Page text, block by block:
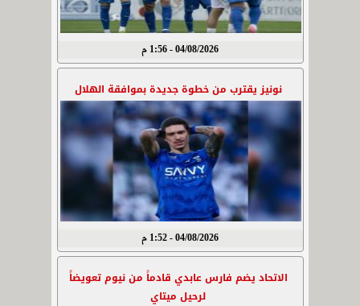
04/08/2026 - 1:56 م
نونيز يقترب من خطوة جديدة بموافقة الهلال
04/08/2026 - 1:52 م
الاتحاد يضم فارس عابدي قادماً من نيوم تعويضاً
لرحيل ميتاي